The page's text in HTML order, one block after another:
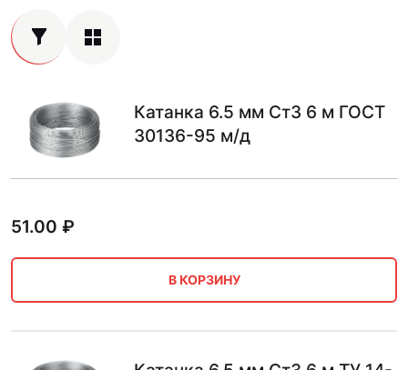
Катанка 6.5 мм Ст3 6 м ГОСТ
30136-95 м/д
51.00 ₽
В КОРЗИНУ